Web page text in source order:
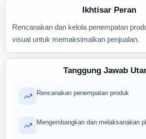
Ikhtisar Peran
Rencanakan dan kelola penempatan
visual untuk memaksimalkan penjualan.
Tanggung Jawab
Rencanakan penempatan produk
Mengembangkan dan melaksanakan